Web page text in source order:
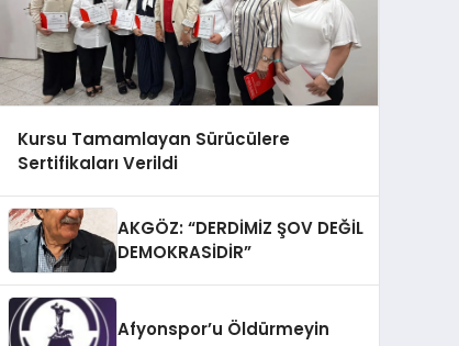
Kursu Tamamlayan Sürücülere
Sertifikaları Verildi
AKGÖZ: “DERDİMİZ ŞOV DEĞİL
DEMOKRASİDİR”
Afyonspor’u Öldürmeyin